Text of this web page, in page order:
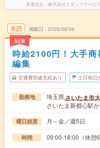
派遣会社 株式会社スタッフサービ
未読
NEW
掲載日 2026/08/06
時給2100円！大手商
編集
交通費別途支給あり 土日祝日
勤務地 埼玉県さいたま市
さいたま新都心駅
曜日頻度 月～金／週5日
時間 09:00-18:00（休憩